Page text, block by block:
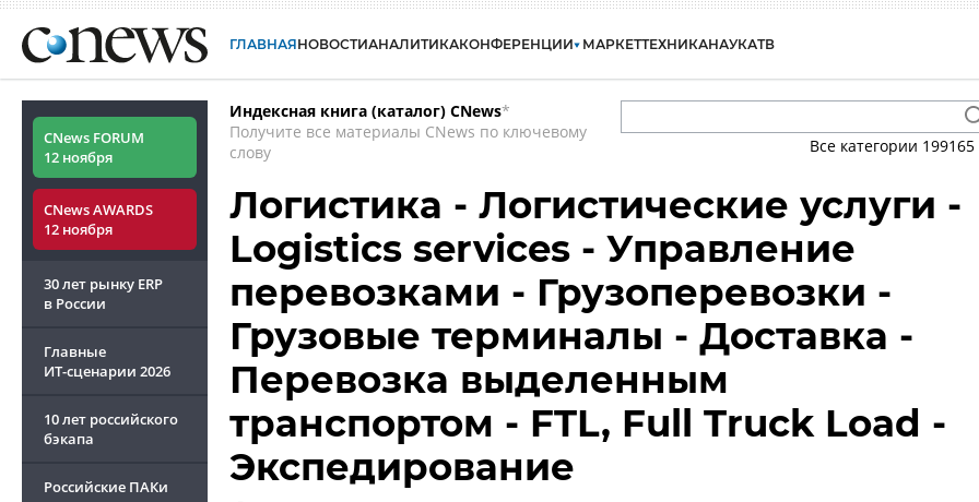
ГЛАВНАЯНОВОСТИАНАЛИТИКАКОНФЕРЕНЦИИ МАРКЕТТЕХНИКАНАУКАТВ
CNews FORUM
12 ноября
CNews AWARDS
12 ноября
30 лет рынку ERP
в России
Главные
ИТ-сценарии 2026
10 лет российского
бэкапа
Российские ПАКи
Индексная книга (каталог) CNews*
Получите все материалы CNews по ключевому
слову
Все категории 199165
Логистика - Логистические услуги -
Logistics services - Управление
перевозками - Грузоперевозки -
Грузовые терминалы - Доставка -
Перевозка выделенным
транспортом - FTL, Full Truck Load -
Экспедирование